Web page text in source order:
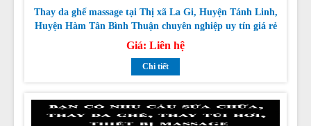
Giá: Liên hệ
Chi tiết